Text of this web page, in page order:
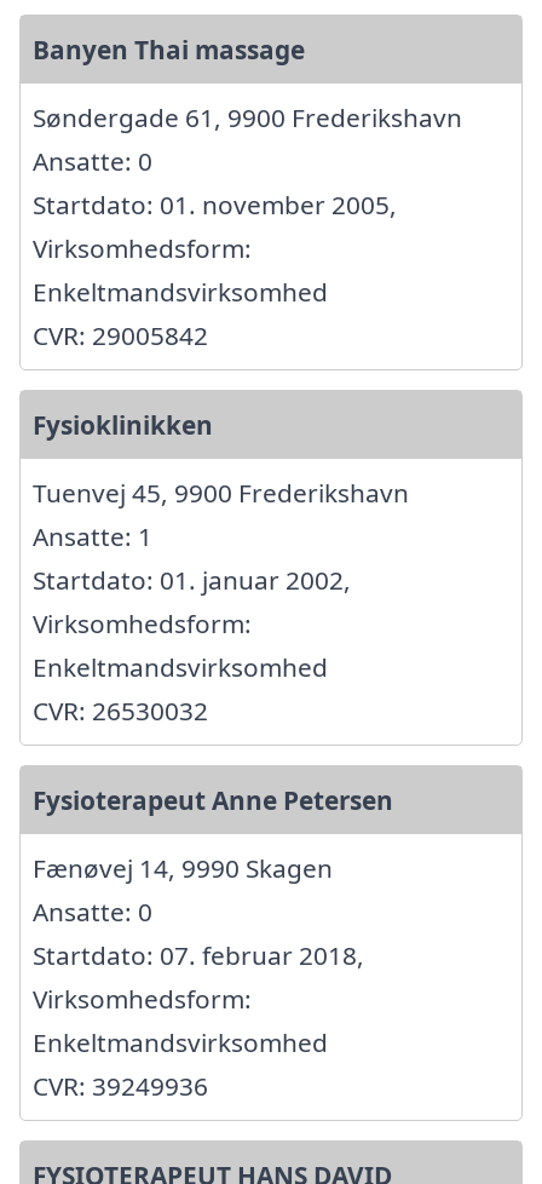
Banyen Thai massage
Søndergade 61, 9900 Frederikshavn
Ansatte: 0
Startdato: 01. november 2005,
Virksomhedsform:
Enkeltmandsvirksomhed
CVR: 29005842
Fysioklinikken
Tuenvej 45, 9900 Frederikshavn
Ansatte: 1
Startdato: 01. januar 2002,
Virksomhedsform:
Enkeltmandsvirksomhed
CVR: 26530032
Fysioterapeut Anne Petersen
Fænøvej 14, 9990 Skagen
Ansatte: 0
Startdato: 07. februar 2018,
Virksomhedsform:
Enkeltmandsvirksomhed
CVR: 39249936
FYSIOTERAPEUT HANS DAVID